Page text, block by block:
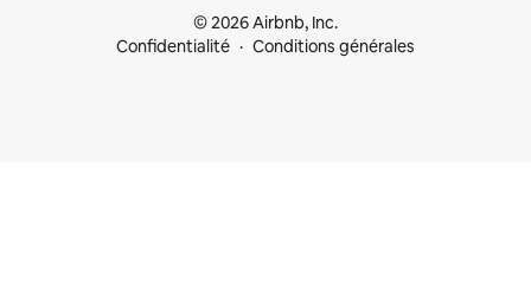
© 2026 Airbnb, Inc.
Confidentialité
Conditions générales